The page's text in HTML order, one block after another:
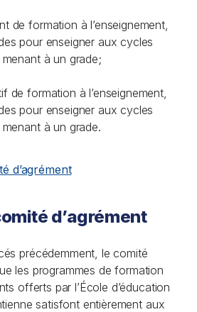
de formation à l’enseignement,
pour enseigner aux cycles
à un grade;
de formation à l’enseignement,
pour enseigner aux cycles
à un grade.
d’agrément
d’agrément
précédemment, le comité
les programmes de formation
offerts par l’École d’éducation
satisfont entièrement aux